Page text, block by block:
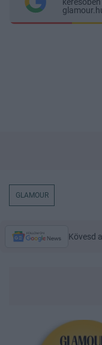
GLAMOUR
Kövesd